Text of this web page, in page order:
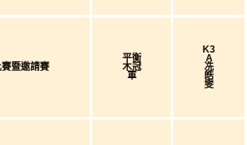
暨邀請賽
平衡
木冠
軍
K3
A
冼
皓
雯